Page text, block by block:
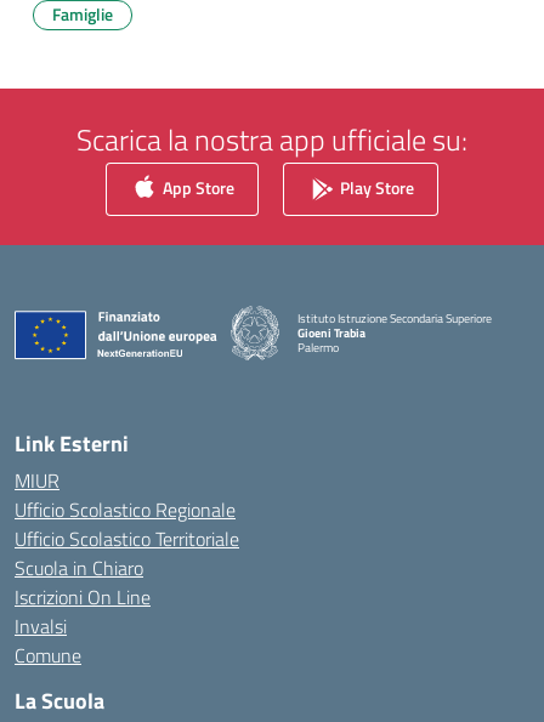
Famiglie
Scarica la nostra app ufficiale su:
App Store Play Store
Istituto Istruzione Secondaria Superiore
Gioeni Trabia
Palermo
Link Esterni
MIUR
Ufficio Scolastico Regionale
Ufficio Scolastico Territoriale
Scuola in Chiaro
Iscrizioni On Line
Invalsi
Comune
La Scuola